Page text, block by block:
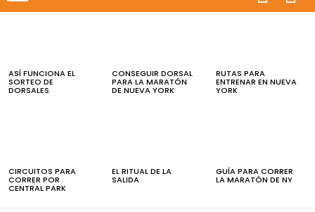
ASÍ FUNCIONA EL
SORTEO DE
DORSALES
CONSEGUIR DORSAL
PARA LA MARATÓN
DE NUEVA YORK
RUTAS PARA
ENTRENAR EN NUEVA
YORK
CIRCUITOS PARA
CORRER POR
CENTRAL PARK
EL RITUAL DE LA
SALIDA
GUÍA PARA CORRER
LA MARATÓN DE NY